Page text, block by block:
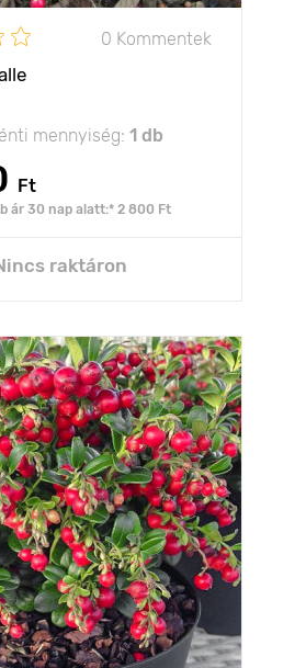
0 Kommentek
mennyiség: 1 db
Ft
ár 30 nap alatt:* 2 800 Ft
raktáron